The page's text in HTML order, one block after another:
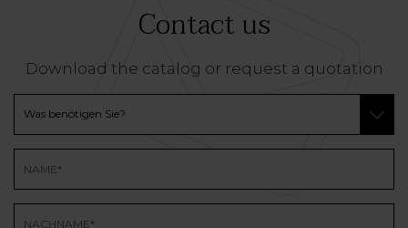
Contact us
Download the catalog or request a quotation